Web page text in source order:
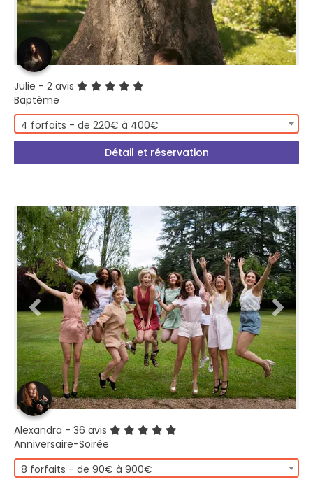
Julie - 2 avis
Baptême
4 forfaits - de 220€ à 400€
Détail et réservation
Alexandra - 36 avis
Anniversaire-Soirée
8 forfaits - de 90€ à 900€